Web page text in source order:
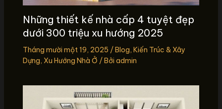
Những thiết kế nhà cấp 4 tuyệt đẹp
dưới 300 triệu xu hướng 2025
Tháng mười một 19, 2025 / Blog, Kiến Trúc & Xây
Dựng, Xu Hướng Nhà Ở / Bởi admin